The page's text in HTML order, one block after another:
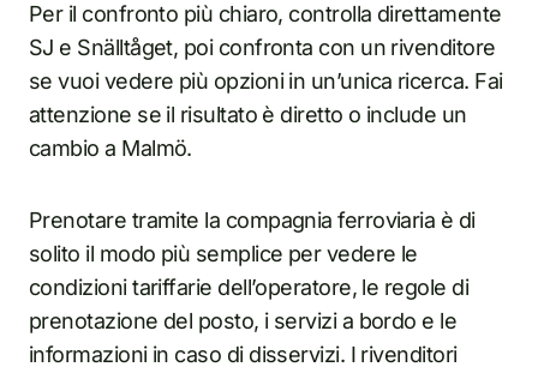
Per il confronto più chiaro, controlla direttamente
SJ e Snälltåget, poi confronta con un rivenditore
se vuoi vedere più opzioni in un’unica ricerca. Fai
attenzione se il risultato è diretto o include un
cambio a Malmö.
Prenotare tramite la compagnia ferroviaria è di
solito il modo più semplice per vedere le
condizioni tariffarie dell’operatore, le regole di
prenotazione del posto, i servizi a bordo e le
informazioni in caso di disservizi. I rivenditori